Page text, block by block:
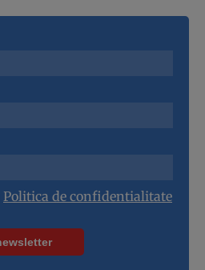
Politica de confidentialitate